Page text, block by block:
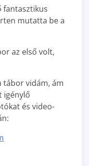
fantasztikus
mutatta be a
az első volt,
tábor vidám, ám
igénylő
és video-